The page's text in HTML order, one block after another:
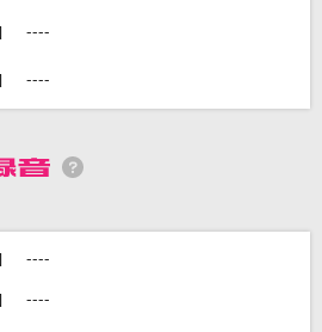
----
----
----
----